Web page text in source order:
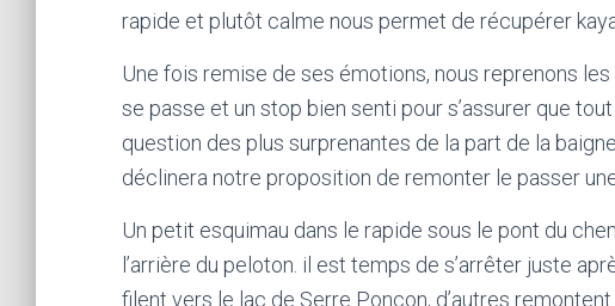
rapide et plutôt calme nous permet de récupérer
Une fois remise de ses émotions, nous reprenons
se passe et un stop bien senti pour s’assurer que
question des plus surprenantes de la part de la
déclinera notre proposition de remonter le passer
Un petit esquimau dans le rapide sous le pont du
l’arrière du peloton. il est temps de s’arrêter juste
filent vers le lac de Serre Ponçon, d’autres